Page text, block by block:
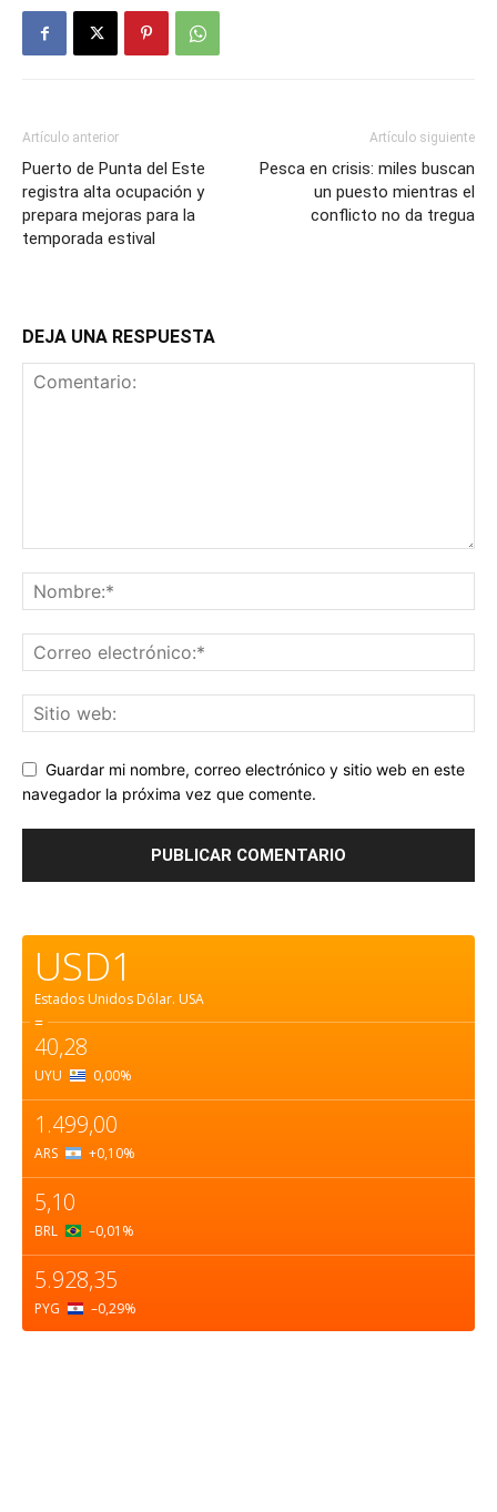
Artículo anterior
Puerto de Punta del Este
registra alta ocupación y
prepara mejoras para la
temporada estival
Artículo siguiente
Pesca en crisis: miles buscan
un puesto mientras el
conflicto no da tregua
DEJA UNA RESPUESTA
Guardar mi nombre, correo electrónico y sitio web en este
navegador la próxima vez que comente.
USD1
Estados Unidos Dólar. USA
=
40,28
UYU 0,00%
1.499,00
ARS +0,10%
5,10
BRL –0,01 %
5.928,35
PYG –0,29%